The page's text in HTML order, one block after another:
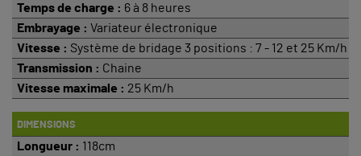
Temps de charge : 6 à 8 heures
Embrayage : Variateur électronique
Vitesse : Système de bridage 3 positions : 7 - 12 et 25 Km/h
Transmission : Chaine
Vitesse maximale : 25 Km/h
DIMENSIONS
Longueur : 118cm